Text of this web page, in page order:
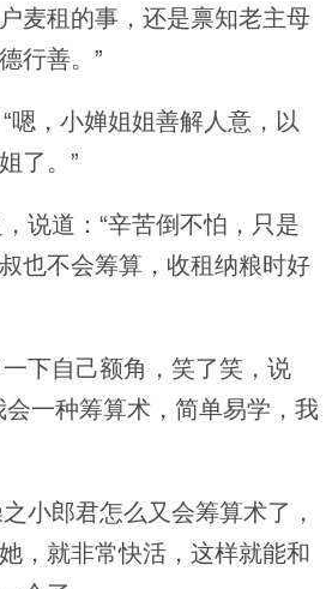
麦租的事，还是禀知老主母
行善。”
，小婵姐姐善解人意，以
了。”
说道：“辛苦倒不怕，只是
也不会筹算，收租纳粮时好
下自己额角，笑了笑，说
会一种筹算术，简单易学，我
小郎君怎么又会筹算术了，
，就非常快活，这样就能和